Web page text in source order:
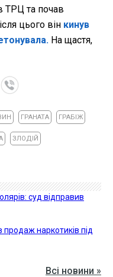
ТРЦ та почав
цього він кинув
На щастя,
ГРАНАТА ГРАБІЖ
ЗЛОДІЙ
суд відправив
наркотиків під
Всі новини »